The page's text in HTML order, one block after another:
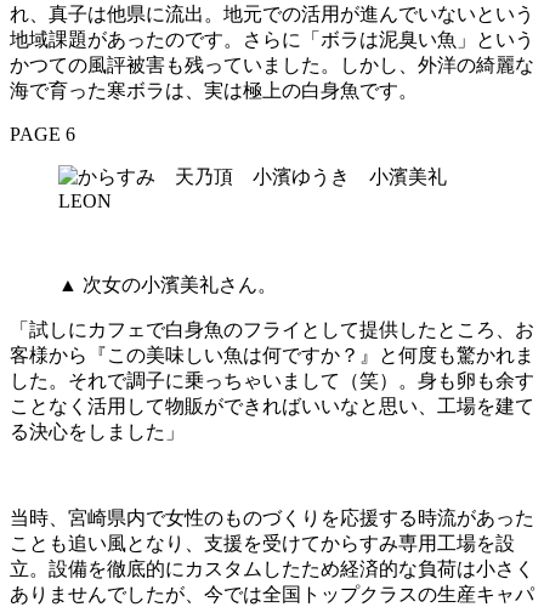
れ、真子は他県に流出。地元での活用が進んでいないという
地域課題があったのです。さらに「ボラは泥臭い魚」という
かつての風評被害も残っていました。しかし、外洋の綺麗な
海で育った寒ボラは、実は極上の白身魚です。
PAGE 6
▲ 次女の小濱美礼さん。
「試しにカフェで白身魚のフライとして提供したところ、お
客様から『この美味しい魚は何ですか？』と何度も驚かれま
した。それで調子に乗っちゃいまして（笑）。身も卵も余す
ことなく活用して物販ができればいいなと思い、工場を建て
る決心をしました」
当時、宮崎県内で女性のものづくりを応援する時流があった
ことも追い風となり、支援を受けてからすみ専用工場を設
立。設備を徹底的にカスタムしたため経済的な負荷は小さく
ありませんでしたが、今では全国トップクラスの生産キャパ